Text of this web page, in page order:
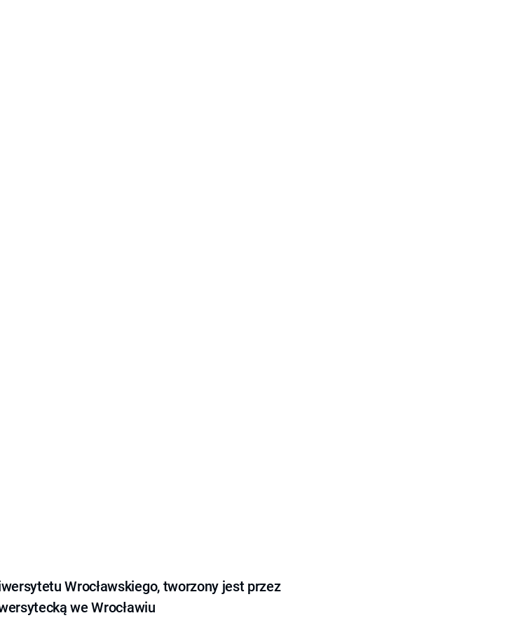
Wrocławskiego, tworzony jest przez
we Wrocławiu